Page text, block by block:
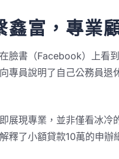
鑫富，專業
臉書（Facebook）上看
專員說明了自己公務員
展現專業，並非僅看冰
釋了小額貸款10萬的申